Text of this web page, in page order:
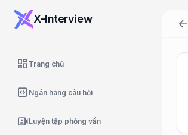
X-Interview
dashboard Trang chủ
code_blocks Ngân hàng câu hỏi
video_camera_frontLuyện tập phỏng vấn
arrow_back